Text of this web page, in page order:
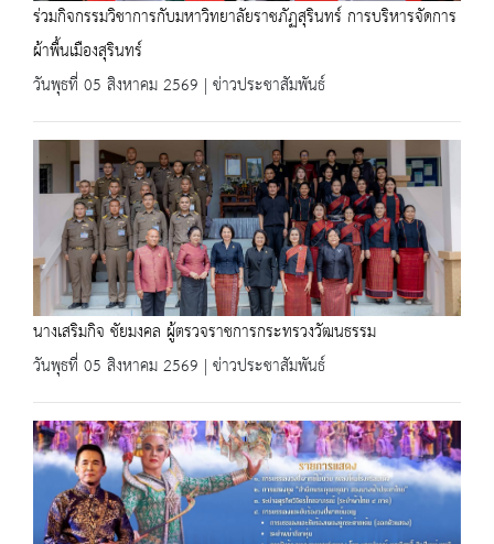
ร่วมกิจกรรมวิชาการกับมหาวิทยาลัยราชภัฏสุรินทร์ การบริหารจัดการ
ผ้าพื้นเมืองสุรินทร์
วันพุธที่ 05 สิงหาคม 2569 | ข่าวประชาสัมพันธ์
นางเสริมกิจ ชัยมงคล ผู้ตรวจราชการกระทรวงวัฒนธรรม
วันพุธที่ 05 สิงหาคม 2569 | ข่าวประชาสัมพันธ์